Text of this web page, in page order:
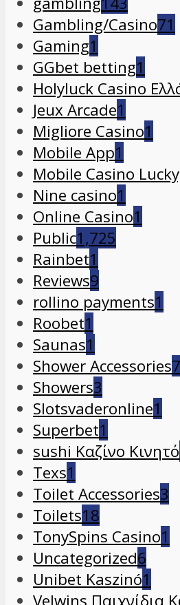
Gambling/Casino71
Gaming1
GGbet betting1
Holyluck Casino
Jeux Arcade1
Migliore Casino1
Mobile App1
Mobile Casino
Nine casino1
Online Casino1
Public1,725
Rainbet1
Reviews9
rollino payments1
Roobet1
Saunas1
Shower Accessories7
Showers3
Slotsvaderonline1
Superbet1
sushi Καζίνο Κινητό
Texs1
Toilet Accessories3
Toilets18
TonySpins Casino1
Uncategorized6
Unibet Kaszinó1
Velwins Παιχνίδια